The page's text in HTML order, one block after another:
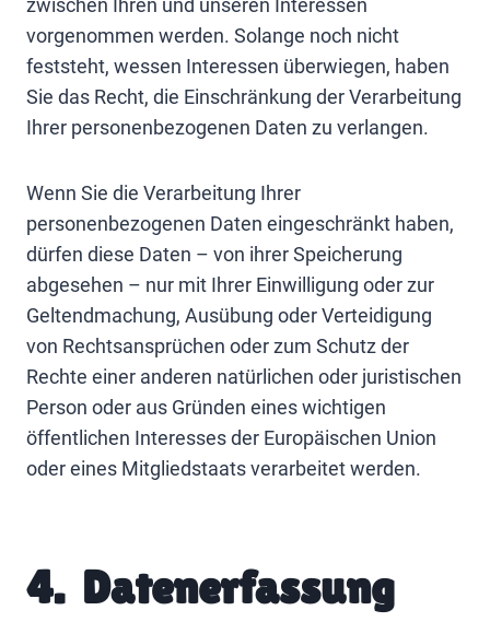
zwischen Ihren und unseren Interessen
vorgenommen werden. Solange noch nicht
feststeht, wessen Interessen überwiegen, haben
Sie das Recht, die Einschränkung der Verarbeitung
Ihrer personenbezogenen Daten zu verlangen.
Wenn Sie die Verarbeitung Ihrer
personenbezogenen Daten eingeschränkt haben,
dürfen diese Daten – von ihrer Speicherung
abgesehen – nur mit Ihrer Einwilligung oder zur
Geltendmachung, Ausübung oder Verteidigung
von Rechtsansprüchen oder zum Schutz der
Rechte einer anderen natürlichen oder juristischen
Person oder aus Gründen eines wichtigen
öffentlichen Interesses der Europäischen Union
oder eines Mitgliedstaats verarbeitet werden.
4. Datenerfassung